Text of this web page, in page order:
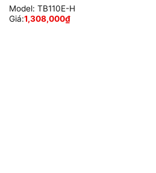
Model: TB110E-H
Giá:1,308,000₫